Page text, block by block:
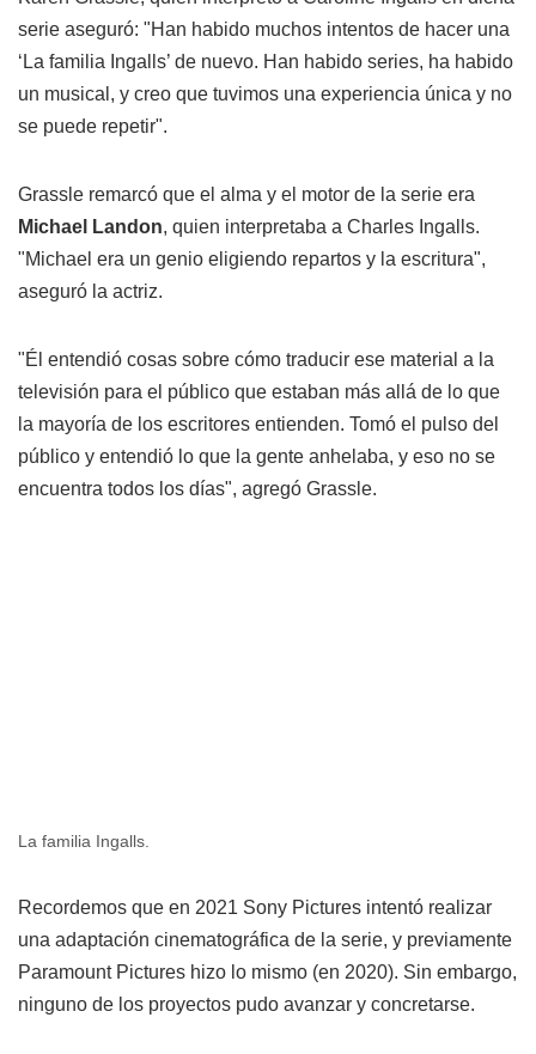
serie aseguró: "Han habido muchos intentos de hacer una
‘La familia Ingalls’ de nuevo. Han habido series, ha habido
un musical, y creo que tuvimos una experiencia única y no
se puede repetir".
Grassle remarcó que el alma y el motor de la serie era
Michael Landon, quien interpretaba a Charles Ingalls.
"Michael era un genio eligiendo repartos y la escritura",
aseguró la actriz.
"Él entendió cosas sobre cómo traducir ese material a la
televisión para el público que estaban más allá de lo que
la mayoría de los escritores entienden. Tomó el pulso del
público y entendió lo que la gente anhelaba, y eso no se
encuentra todos los días", agregó Grassle.
La familia Ingalls.
Recordemos que en 2021 Sony Pictures intentó realizar
una adaptación cinematográfica de la serie, y previamente
Paramount Pictures hizo lo mismo (en 2020). Sin embargo,
ninguno de los proyectos pudo avanzar y concretarse.